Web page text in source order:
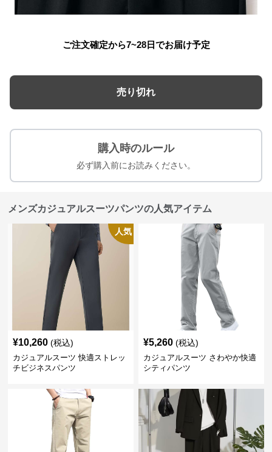
ご注文確定から7~28日でお届け予定
売り切れ
購入時のルール
必ず購入前にお読みください。
メンズカジュアルスーツパンツの人気アイテム
人気
¥10,260 (税込)
カジュアルスーツ 快適ストレッ
チビジネスパンツ
¥5,260 (税込)
カジュアルスーツ さわやか快適
シティパンツ